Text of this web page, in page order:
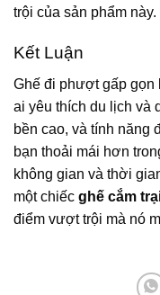
trội của sản phẩm này.
Kết Luận
Ghế đi phượt gấp gọn
ai yêu thích du lịch và
bền cao, và tính năng
bạn thoải mái hơn
không gian và thời
một chiếc ghế cắm
điểm vượt trội mà nó